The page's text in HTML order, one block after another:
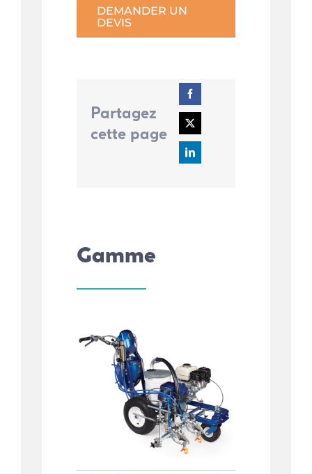
DEMANDER UN
DEVIS
Partagez
cette page
Gamme